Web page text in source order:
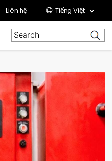
Liên hệ Tiếng Việt